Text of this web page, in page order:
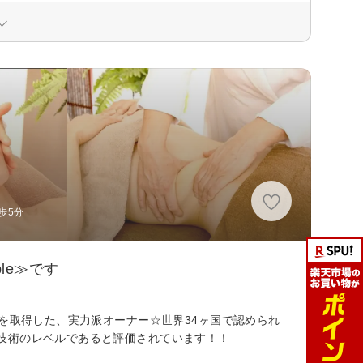
5分
です
取得した、実力派オーナー☆世界34ヶ国で認められ
のレベルであると評価されています！！